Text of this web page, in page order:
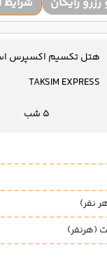
هتل تکسیم اکسپرس
TAKSIM EXPRESS
5 شب
نفر)
(هرنفر)